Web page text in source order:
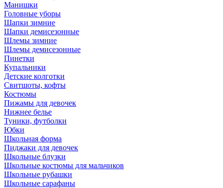
Манишки
Головные уборы
Шапки зимние
Шапки демисезонные
Шлемы зимние
Шлемы демисезонные
Пинетки
Купальники
Детские колготки
Свитшоты, кофты
Костюмы
Пижамы для девочек
Нижнее белье
Туники, футболки
Юбки
Школьная форма
Пиджаки для девочек
Школьные блузки
Школьные костюмы для мальчиков
Школьные рубашки
Школьные сарафаны